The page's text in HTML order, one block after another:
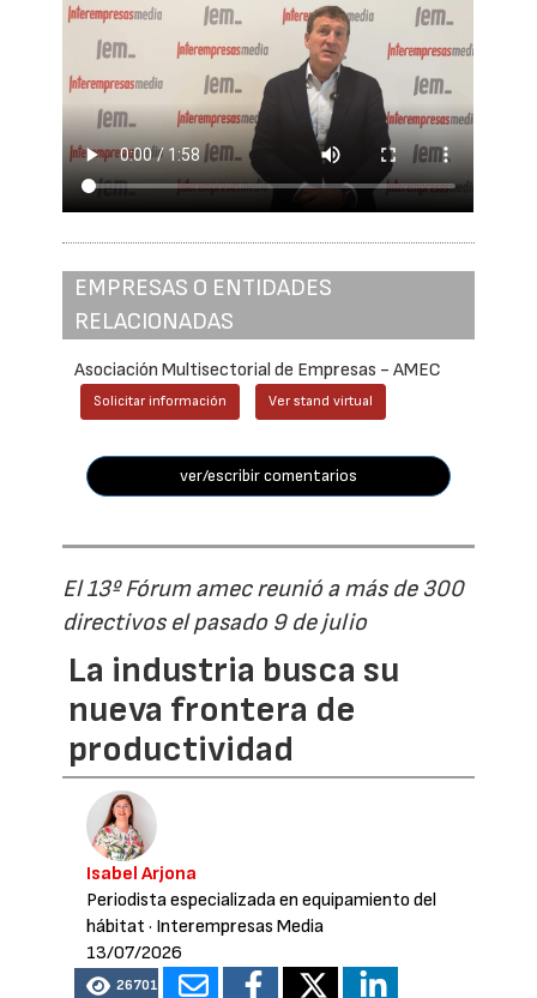
EMPRESAS O ENTIDADES
RELACIONADAS
Asociación Multisectorial de Empresas - AMEC
Solicitar información Ver stand virtual
ver/escribir comentarios
El 13º Fórum amec reunió a más de 300
directivos el pasado 9 de julio
La industria busca su
nueva frontera de
productividad
Isabel Arjona
Periodista especializada en equipamiento del
hábitat · Interempresas Media
13/07/2026
26701